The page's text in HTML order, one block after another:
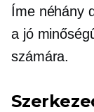
Íme néhány
a jó
számára.